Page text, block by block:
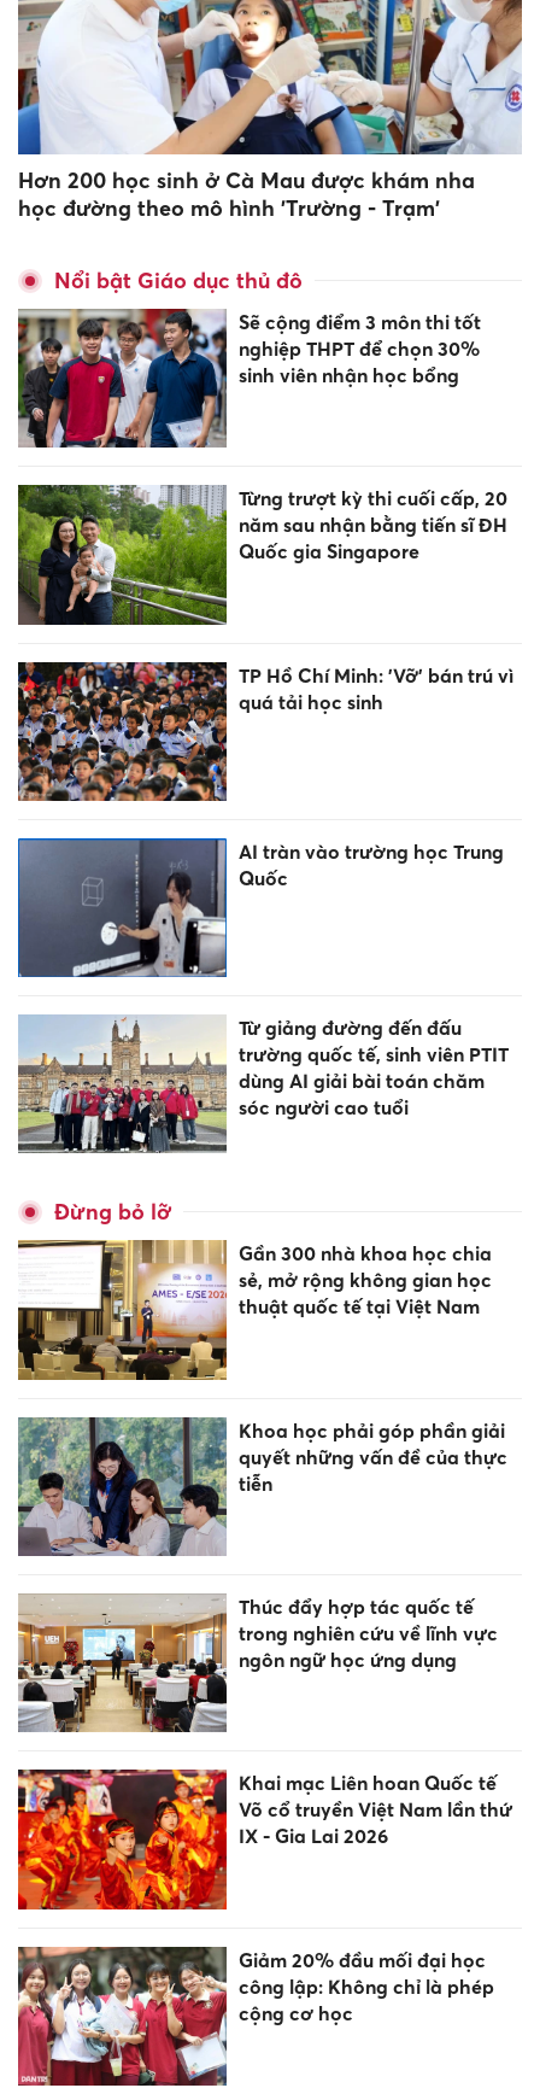
Hơn 200 học sinh ở Cà Mau được khám nha
học đường theo mô hình 'Trường - Trạm'
Nổi bật Giáo dục thủ đô
Sẽ cộng điểm 3 môn thi tốt
nghiệp THPT để chọn 30%
sinh viên nhận học bổng
Từng trượt kỳ thi cuối cấp, 20
năm sau nhận bằng tiến sĩ ĐH
Quốc gia Singapore
TP Hồ Chí Minh: 'Vỡ' bán trú vì
quá tải học sinh
AI tràn vào trường học Trung
Quốc
Từ giảng đường đến đấu
trường quốc tế, sinh viên PTIT
dùng AI giải bài toán chăm
sóc người cao tuổi
Đừng bỏ lỡ
Gần 300 nhà khoa học chia
sẻ, mở rộng không gian học
thuật quốc tế tại Việt Nam
Khoa học phải góp phần giải
quyết những vấn đề của thực
tiễn
Thúc đẩy hợp tác quốc tế
trong nghiên cứu về lĩnh vực
ngôn ngữ học ứng dụng
Khai mạc Liên hoan Quốc tế
Võ cổ truyền Việt Nam lần thứ
IX - Gia Lai 2026
Giảm 20% đầu mối đại học
công lập: Không chỉ là phép
cộng cơ học